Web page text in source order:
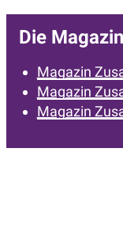
Die
Magazin
Magazin
Magazin